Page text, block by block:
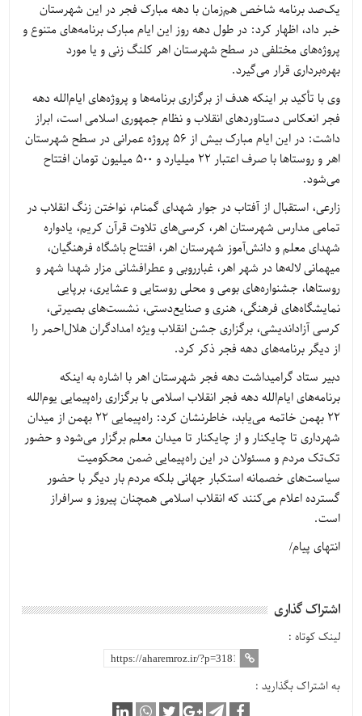
یک‌صد برنامه شاخص هم‌زمان با دهه مبارک فجر در این شهرستان
خبر داد، اظهار کرد: در طول دهه روز این ایام مبارک برنامه‌های متنوع و
پروژه‌های مختلفی در سطح شهرستان اهر کلنگ زنی و یا مورد
بهره‌برداری قرار می‌گیرد.
وی با تأکید بر اینکه هدف از برگزاری برنامه‌ها و پروژه‌های ایام‌الله دهه
فجر انعکاس دستاوردهای انقلاب و نظام جمهوری اسلامی است، ابراز
داشت: در این ایام مبارک بیش از 56 پروژه عمرانی در سطح شهرستان
اهر و روستاها با صرف اعتبار 22 میلیارد و 500 میلیون تومان افتتاح
می‌شود.
زارعی، استقبال از آفتاب در جوار شهدای گمنام، نواختن زنگ انقلاب در
تمامی مدارس شهرستان اهر، کرسی‌های تلاوت قرآن کریم، یادواره
شهدای معلم و دانش‌آموز شهرستان اهر، افتتاح باشگاه فرهنگیان،
میهمانی لاله‌ها در شهر اهر، غبارروبی و عطرافشانی مزار شهدا شهر و
روستاها، جشنواره‌های بومی و محلی روستایی و عشایری، برپایی
نمایشگاه‌های فرهنگی، هنری و صنایع‌دستی، نشست‌های بصیرتی،
کرسی آزاداندیشی، برگزاری جشن انقلاب ویژه امدادگران هلال‌احمر را
از دیگر برنامه‌های دهه فجر ذکر کرد.
دبیر ستاد گرامیداشت دهه فجر شهرستان اهر با اشاره به اینکه
برنامه‌های ایام‌الله دهه فجر انقلاب اسلامی با برگزاری راه‌پیمایی یوم‌الله
22 بهمن خاتمه می‌یابد، خاطرنشان کرد: راه‌پیمایی 22 بهمن از میدان
شهرداری تا چایکنار و از چایکنار تا میدان معلم برگزار می‌شود و حضور
تک‌تک مردم و مسئولان در این راه‌پیمایی ضمن محکومیت
سیاست‌های خصمانه استکبار جهانی بلکه مردم بار دیگر با حضور
گسترده اعلام می‌کنند که انقلاب اسلامی همچنان پیروز و سرافراز
است.
انتهای پیام/
اشتراک گذاری
لینک کوتاه :
به اشتراک بگذارید :